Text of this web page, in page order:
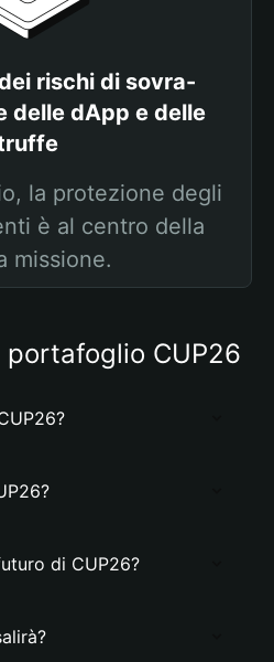
rischi di sovra-
delle dApp e delle
la protezione degli
è al centro della
missione.
CUP26
di CUP26?